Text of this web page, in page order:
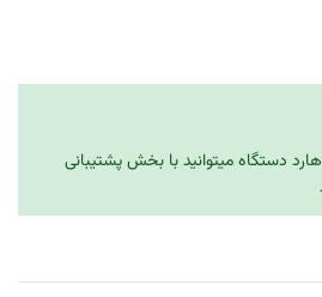
دستگاه میتوانید با بخش پشتیبانی